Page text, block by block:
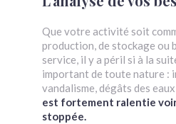
Que votre activité soit
production, de stockage ou
service, il y a péril si à la
important de toute nature :
vandalisme, dégâts des
est fortement ralentie
stoppée.